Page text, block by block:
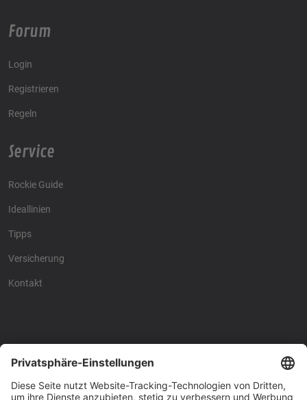
Forum
Login
Registrieren
Regeln
Service
Rockie Guide
Ideallinien
Tipps
Versicherung
Kontakt